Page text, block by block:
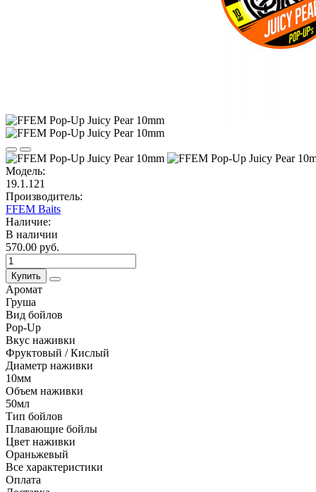
Модель:
19.1.121
Производитель:
FFEM Baits
Наличие:
В наличии
570.00 руб.
Купить
Аромат
Груша
Вид бойлов
Pop-Up
Вкус наживки
Фруктовый / Кислый
Диаметр наживки
10мм
Объем наживки
50мл
Тип бойлов
Плавающие бойлы
Цвет наживки
Ораньжевый
Все характеристики
Оплата